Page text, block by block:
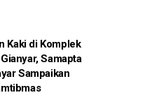
Kaki di Komplek
Samapta
Sampaikan